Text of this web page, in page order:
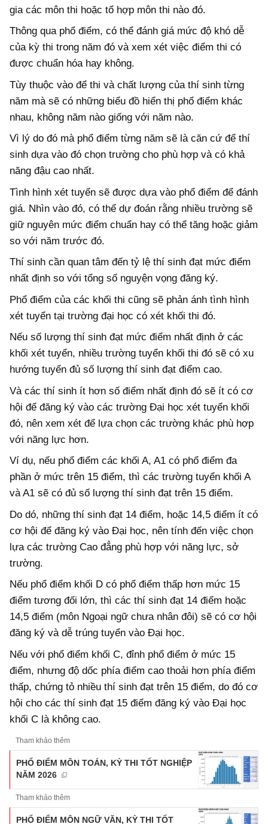
gia các môn thi hoặc tổ hợp môn thi nào đó.
Thông qua phổ điểm, có thể đánh giá mức độ khó dễ
của kỳ thi trong năm đó và xem xét việc điểm thi có
được chuẩn hóa hay không.
Tùy thuộc vào để thi và chất lượng của thí sinh từng
năm mà sẽ có những biểu đồ hiển thị phổ điểm khác
nhau, không năm nào giống với năm nào.
Vì lý do đó mà phổ điểm từng năm sẽ là căn cứ để thí
sinh dựa vào đó chọn trường cho phù hợp và có khả
năng đậu cao nhất.
Tình hình xét tuyển sẽ được dựa vào phổ điểm để đánh
giá. Nhìn vào đó, có thể dự đoán rằng nhiều trường sẽ
giữ nguyên mức điểm chuẩn hay có thể tăng hoặc giảm
so với năm trước đó.
Thí sinh cần quan tâm đến tỷ lệ thí sinh đạt mức điểm
nhất định so với tổng số nguyện vọng đăng ký.
Phổ điểm của các khối thi cũng sẽ phản ánh tình hình
xét tuyển tại trường đại học có xét khối thi đó.
Nếu số lượng thí sinh đạt mức điểm nhất định ở các
khối xét tuyển, nhiều trường tuyển khối thi đó sẽ có xu
hướng tuyển đủ số lượng thí sinh đạt điểm cao.
Và các thí sinh ít hơn số điểm nhất định đó sẽ ít có cơ
hội để đăng ký vào các trường Đại học xét tuyển khối
đó, nên xem xét để lựa chọn các trường khác phù hợp
với năng lực hơn.
Ví dụ, nếu phổ điểm các khối A, A1 có phổ điểm đa
phần ở mức trên 15 điểm, thì các trường tuyển khối A
và A1 sẽ có đủ số lượng thí sinh đạt trên 15 điểm.
Do dó, những thí sinh đạt 14 điểm, hoặc 14,5 điểm ít có
cơ hội để đăng ký vào Đại học, nên tính đến việc chọn
lựa các trường Cao đẳng phù hợp với năng lực, sở
trường.
Nếu phổ điểm khối D có phổ điểm thấp hơn mức 15
điểm tương đối lớn, thì các thí sinh đạt 14 điểm hoặc
14,5 điểm (môn Ngoại ngữ chưa nhân đôi) sẽ có cơ hội
đăng ký và dễ trúng tuyển vào Đại học.
Nếu với phổ điểm khối C, đỉnh phổ điểm ở mức 15
điểm, nhưng độ dốc phía điểm cao thoải hơn phía điểm
thấp, chứng tỏ nhiều thí sinh đạt trên 15 điểm, do đó cơ
hội cho các thí sinh đạt 15 điểm đăng ký vào Đại học
khối C là không cao.
Tham khảo thêm
PHỔ ĐIỂM MÔN TOÁN, KỲ THI TỐT NGHIỆP
NĂM 2026
Tham khảo thêm
PHỔ ĐIỂM MÔN NGỮ VĂN, KỲ THI TỐT